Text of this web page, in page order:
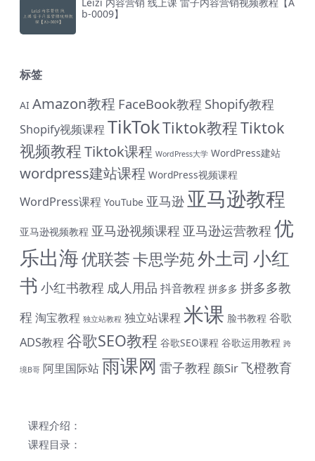
b-0009】
标签
AI Amazon教程 FaceBook教程 Shopify教程
Shopify视频课程TikTokTiktok教程Tiktok
视频教程Tiktok课程 WordPress大学 WordPress建站
wordpress建站课程 WordPress视频课程
WordPress课程 YouTube 亚马逊 亚马逊教程
亚马逊视频教程 亚马逊视频课程 亚马逊运营教程 优
乐出海优联荟卡思学苑外土司 小红
书 小红书教程 成人用品 抖音教程 拼多多 拼多多教
程 淘宝教程 独立站教程 独立站课程米课 脸书教程 谷歌
ADS教程谷歌SEO教程 谷歌SEO课程 谷歌运用教程 跨
境B哥 阿里国际站雨课网 雷子教程 颜Sir飞橙教育
课程介绍：
课程目录：
系列课程》共计17套打包价599元（原价799直降200元|
含近期解码新课） | 《米课全系列课程》打包价599元